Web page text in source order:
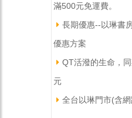
滿500元免運費。
長期優惠--以琳書
優惠方案
QT活潑的生命，
元
全台以琳門市(含